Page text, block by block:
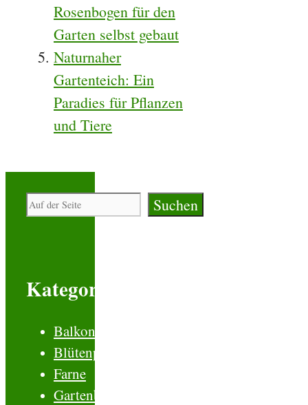
Rosenbogen für den
Garten selbst gebaut
Naturnaher
Gartenteich: Ein
Paradies für Pflanzen
und Tiere
Suchen Suchen
Kategorien
Balkonblumen
Blütenpflanzen
Farne
Gartenboden